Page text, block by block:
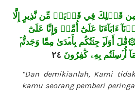
قَبۡلِكَ فِي قَرۡيَةٖ مِّن نَّذِيرٍ إِلَّا
ءَابَآءَنَا عَلَىٰٓ أُمَّةٖ وَإِنَّا عَلَىٰٓ
أَوَلَوۡ جِئۡتُكُم بِأَهۡدَىٰ مِمَّا وَجَدتُّمۡ
أُرۡسِلۡتُم بِهِۦ كَٰفِرُونَ
“Dan demikianlah, Kami
kamu seorang pemberi